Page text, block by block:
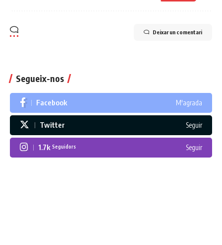
Deixar un comentari
Segueix-nos
Facebook M'agrada
Twitter Seguir
1.7k Seguidors Seguir